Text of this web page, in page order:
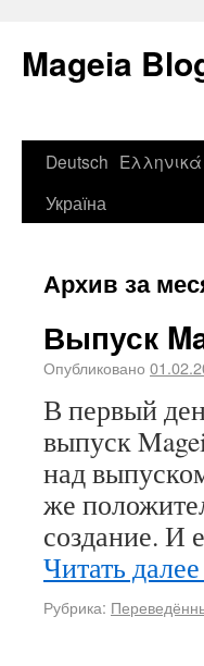
Mageia
Deutsch Ελληνικά
Україна
Архив за
Выпуск
Опубликовано
В первый
выпуск
над
же
создание. И
Читать далее
Рубрика: